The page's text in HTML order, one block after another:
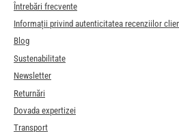
Întrebări frecvente
Informații privind autenticitatea recenziilor
Blog
Sustenabilitate
Newsletter
Returnări
Dovada expertizei
Transport